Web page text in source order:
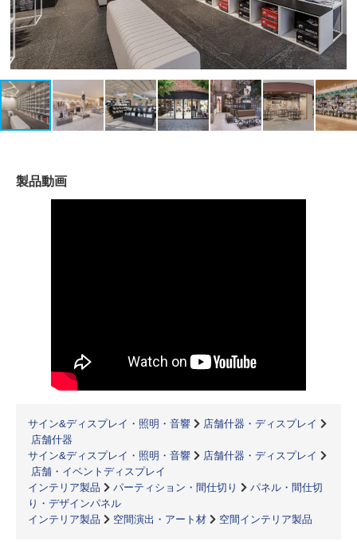
製品動画
サイン&ディスプレイ・照明・音響
店舗什器・ディスプレイ
店舗什器
サイン&ディスプレイ・照明・音響
店舗什器・ディスプレイ
店舗・イベントディスプレイ
インテリア製品
パーティション・間仕切り
パネル・間仕切
り・デザインパネル
インテリア製品
空間演出・アート材 空間インテリア製品